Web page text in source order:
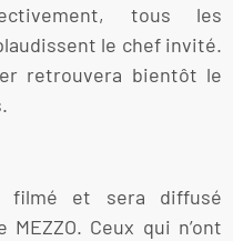
tous les
le chef invité.
retrouvera bientôt le
et sera diffusé
Ceux qui n’ont